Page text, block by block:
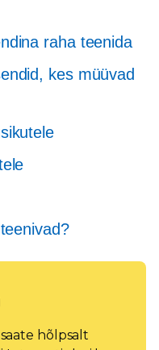
raha teenida
kes müüvad
hõlpsalt